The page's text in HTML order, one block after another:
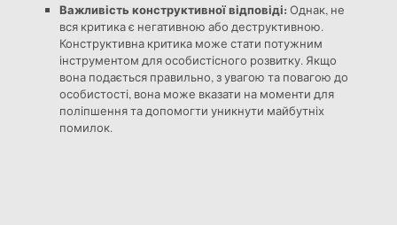
Важливість конструктивної відповіді: Однак, не
вся критика є негативною або деструктивною.
Конструктивна критика може стати потужним
інструментом для особистісного розвитку. Якщо
вона подається правильно, з увагою та повагою до
особистості, вона може вказати на моменти для
поліпшення та допомогти уникнути майбутніх
помилок.